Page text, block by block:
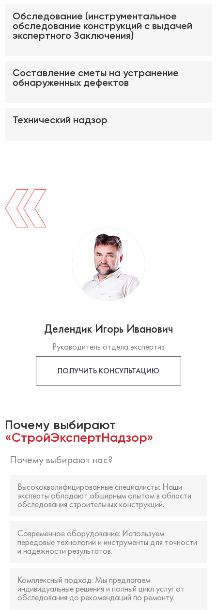
Обследование (инструментальное
обследование конструкций с выдачей
экспертного Заключения)
Составление сметы на устранение
обнаруженных дефектов
Технический надзор
Делендик Игорь Иванович
Руководитель отдела экспертиз
ПОЛУЧИТЬ КОНСУЛЬТАЦИЮ
Почему выбирают
«СтройЭкспертНадзор»
Почему выбирают нас?
Высококвалифицированные специалисты: Наши
эксперты обладают обширным опытом в области
обследования строительных конструкций.
Современное оборудование: Используем
передовые технологии и инструменты для точности
и надежности результатов.
Комплексный подход: Мы предлагаем
индивидуальные решения и полный цикл услуг от
обследования до рекомендаций по ремонту.